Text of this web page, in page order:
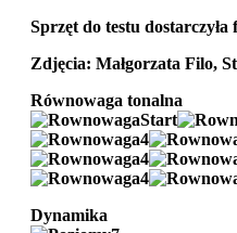
Sprzęt do testu dostarczyła
Zdjęcia: Małgorzata Filo,
Równowaga tonalna
Dynamika